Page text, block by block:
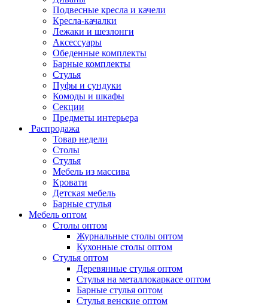
Подвесные кресла и качели
Кресла-качалки
Лежаки и шезлонги
Аксессуары
Обеденные комплекты
Барные комплекты
Стулья
Пуфы и сундуки
Комоды и шкафы
Секции
Предметы интерьера
Распродажа
Товар недели
Столы
Стулья
Мебель из массива
Кровати
Детская мебель
Барные стулья
Мебель оптом
Столы оптом
Журнальные столы оптом
Кухонные столы оптом
Стулья оптом
Деревянные стулья оптом
Стулья на металлокаркасе оптом
Барные стулья оптом
Стулья венские оптом